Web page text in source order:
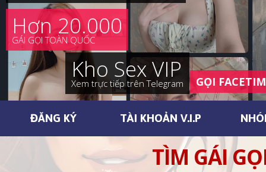
Hơn 20.000
GÁI GỌI TOÀN QUỐC
Kho Sex VIP
Xem trực tiếp trên Telegram GỌI
ĐĂNG KÝ TÀI KHOẢN V.I.P
TÌM GÁI